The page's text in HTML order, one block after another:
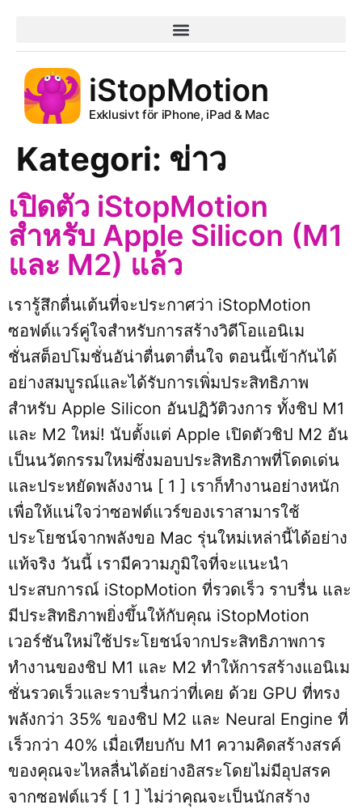
iStopMotion
Exklusivt för iPhone, iPad & Mac
Kategori: ข่าว
เปิดตัว iStopMotion
สำหรับ Apple Silicon (M1
และ M2) แล้ว
เรารู้สึกตื่นเต้นที่จะประกาศว่า iStopMotion
ซอฟต์แวร์คู่ใจสำหรับการสร้างวิดีโอแอนิเม
ชั่นสต็อปโมชั่นอัน่าตื่นตาตื่นใจ ตอนนี้เข้ากันได้
อย่างสมบูรณ์และได้รับการเพิ่มประสิทธิภาพ
สำหรับ Apple Silicon อันปฏิวัติวงการ ทั้งชิป M1
และ M2 ใหม่! นับตั้งแต่ Apple เปิดตัวชิป M2 อัน
เป็นนวัตกรรมใหม่ซึ่งมอบประสิทธิภาพที่โดดเด่น
และประหยัดพลังงาน [ 1 ] เราก็ทำงานอย่างหนัก
เพื่อให้แน่ใจว่าซอฟต์แวร์ของเราสามารใช้
ประโยชน์จากพลังขอ Mac รุ่นใหม่เหล่านี้ได้อย่าง
แท้จริง วันนี้ เรามีความภูมิใจที่จะแนะนำ
ประสบการณ์ iStopMotion ที่รวดเร็ว ราบรื่น และ
มีประสิทธิภาพยิ่งขึ้นให้กับคุณ iStopMotion
เวอร์ชันใหม่ใช้ประโยชน์จากประสิทธิภาพการ
ทำงานของชิป M1 และ M2 ทำให้การสร้างแอนิเม
ชั่นรวดเร็วและราบรื่นกว่าที่เคย ด้วย GPU ที่ทรง
พลังกว่า 35% ของชิป M2 และ Neural Engine ที่
เร็วกว่า 40% เมื่อเทียบกับ M1 ความคิดสร้างสรค์
ของคุณจะไหลลื่นได้อย่างอิสระโดยไม่มีอุปสรค
จากซอฟต์แวร์ [ 1 ] ไม่ว่าคุณจะเป็นนักสร้าง